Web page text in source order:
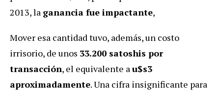
2013, la ganancia fue impactante,
Mover esa cantidad tuvo, además, un costo
irrisorio, de unos 33.200 satoshis por
transacción, el equivalente au$s3
aproximadamente. Una cifra insignificante para